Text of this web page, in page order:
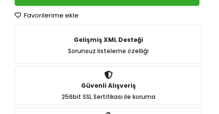
Favorilerime ekle
Gelişmiş XML Desteği
Sorunsuz listeleme özelliği
Güvenli Alışveriş
256bit SSL Sertifikası ile koruma